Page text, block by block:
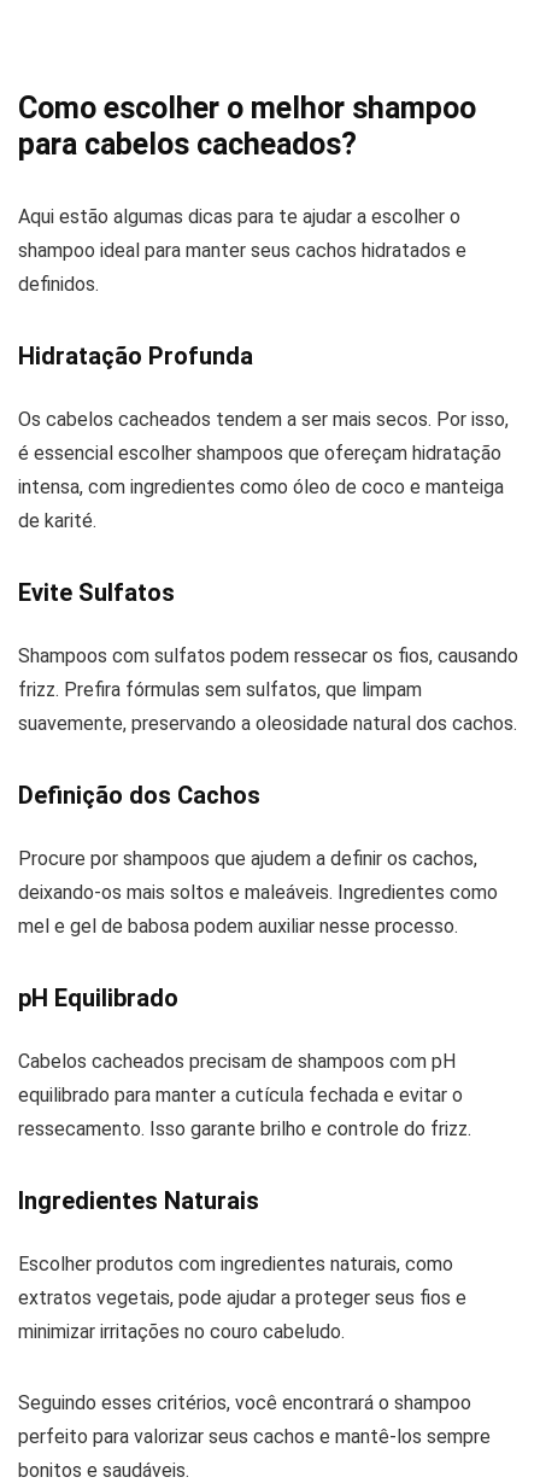
Como escolher o melhor shampoo
para cabelos cacheados?
Aqui estão algumas dicas para te ajudar a escolher o
shampoo ideal para manter seus cachos hidratados e
definidos.
Hidratação Profunda
Os cabelos cacheados tendem a ser mais secos. Por isso,
é essencial escolher shampoos que ofereçam hidratação
intensa, com ingredientes como óleo de coco e manteiga
de karité.
Evite Sulfatos
Shampoos com sulfatos podem ressecar os fios, causando
frizz. Prefira fórmulas sem sulfatos, que limpam
suavemente, preservando a oleosidade natural dos cachos.
Definição dos Cachos
Procure por shampoos que ajudem a definir os cachos,
deixando-os mais soltos e maleáveis. Ingredientes como
mel e gel de babosa podem auxiliar nesse processo.
pH Equilibrado
Cabelos cacheados precisam de shampoos com pH
equilibrado para manter a cutícula fechada e evitar o
ressecamento. Isso garante brilho e controle do frizz.
Ingredientes Naturais
Escolher produtos com ingredientes naturais, como
extratos vegetais, pode ajudar a proteger seus fios e
minimizar irritações no couro cabeludo.
Seguindo esses critérios, você encontrará o shampoo
perfeito para valorizar seus cachos e mantê-los sempre
bonitos e saudáveis.